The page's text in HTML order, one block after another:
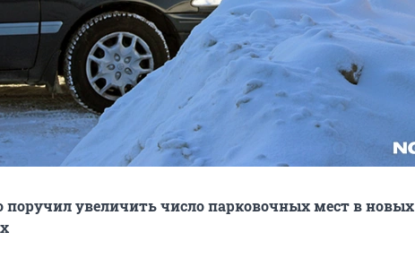
поручил увеличить число парковочных мест в новых